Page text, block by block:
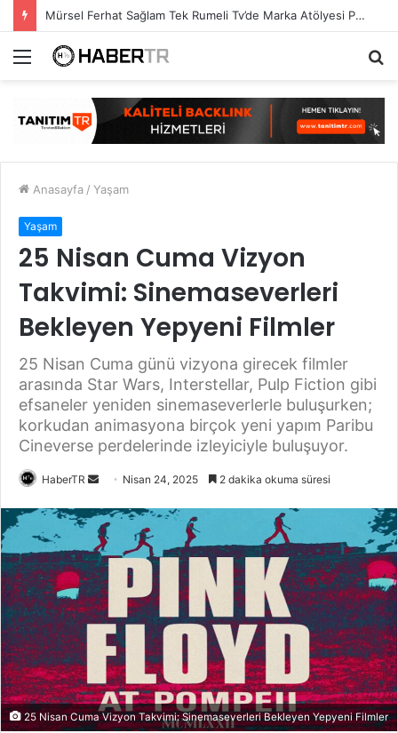
Mürsel Ferhat Sağlam Tek Rumeli Tv’de Marka Atölyesi Programına Konuk Oldu
Menü
Anasayfa / Yaşam
Yaşam
25 Nisan Cuma Vizyon
Takvimi: Sinemaseverleri
Bekleyen Yepyeni Filmler
25 Nisan Cuma günü vizyona girecek filmler
arasında Star Wars, Interstellar, Pulp Fiction gibi
efsaneler yeniden sinemaseverlerle buluşurken;
korkudan animasyona birçok yeni yapım Paribu
Cineverse perdelerinde izleyiciyle buluşuyor.
HaberTR
Bir
posta
göndermek
Nisan 24, 2025 2 dakika okuma süresi
25 Nisan Cuma Vizyon Takvimi: Sinemaseverleri Bekleyen Yepyeni Filmler